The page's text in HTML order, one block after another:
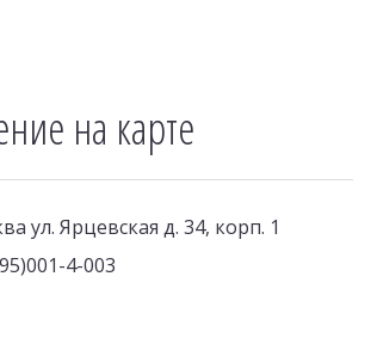
на карте
ул. Ярцевская д. 34, корп. 1
4-003